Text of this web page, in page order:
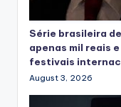
Série brasileira
apenas mil reais
festivais
August 3, 2026